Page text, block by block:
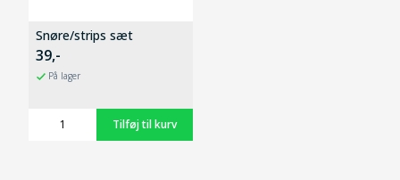
Snøre/strips sæt
39,-
På lager